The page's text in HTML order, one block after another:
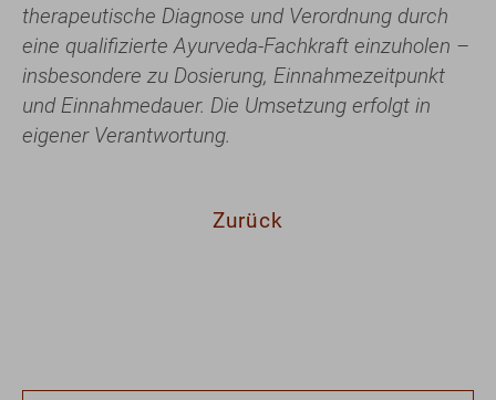
therapeutische Diagnose und Verordnung durch
eine qualifizierte Ayurveda-Fachkraft einzuholen –
insbesondere zu Dosierung, Einnahmezeitpunkt
und Einnahmedauer. Die Umsetzung erfolgt in
eigener Verantwortung.
Zurück